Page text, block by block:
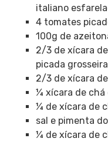
italiano
4 tomates
100g de
2/3 de xícara
picada
2/3 de xícara
¼ xícara de chá
¼ de xícara de
sal e pimenta
¼ de xícara de